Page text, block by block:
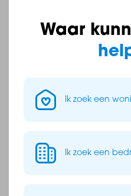
Neeskens Makelaars
Reageren
Wij staan
Waar
Ik zoek een
Ik zoek een